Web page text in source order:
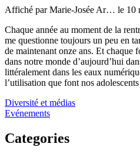
Affiché parMarie-Josée Ar… le 10
Chaque année au moment de la
me questionne toujours un peu en
de maintenant onze ans. Et chaque
dans notre monde d’aujourd’hui
littéralement dans les eaux
l’utilisation que font nos
Diversité et médias
Evénements
Categories